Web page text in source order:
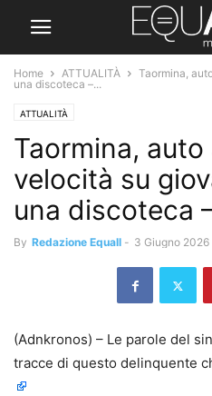
Home ATTUALITÀ
Taormina,
una discoteca –...
ATTUALITÀ
Taormina,
velocità su
una discoteca
By Redazione Equall - 3 Giugno 2026
(Adnkronos) – Le parole del
tracce di questo delinquente